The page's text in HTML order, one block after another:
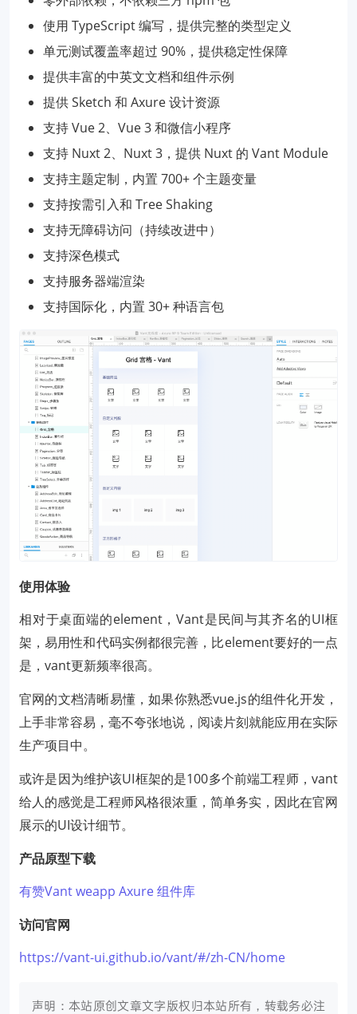
使用 TypeScript 编写，提供完整的类型定义
单元测试覆盖率超过 90%，提供稳定性保障
提供丰富的中英文文档和组件示例
提供 Sketch 和 Axure 设计资源
支持 Vue 2、Vue 3 和微信小程序
支持 Nuxt 2、Nuxt 3，提供 Nuxt 的 Vant Module
支持主题定制，内置 700+ 个主题变量
支持按需引入和 Tree Shaking
支持无障碍访问（持续改进中）
支持深色模式
支持服务器端渲染
支持国际化，内置 30+ 种语言包
使用体验
相对于桌面端的element，Vant是民间与其齐名的UI框
架，易用性和代码实例都很完善，比element要好的一点
是，vant更新频率很高。
官网的文档清晰易懂，如果你熟悉vue.js的组件化开发，
上手非常容易，毫不夸张地说，阅读片刻就能应用在实际
生产项目中。
或许是因为维护该UI框架的是100多个前端工程师，vant
给人的感觉是工程师风格很浓重，简单务实，因此在官网
展示的UI设计细节。
产品原型下载
有赞Vant weapp Axure 组件库
访问官网
https://vant-ui.github.io/vant/#/zh-CN/home
声明：本站原创文章文字版权归本站所有，转载务必注